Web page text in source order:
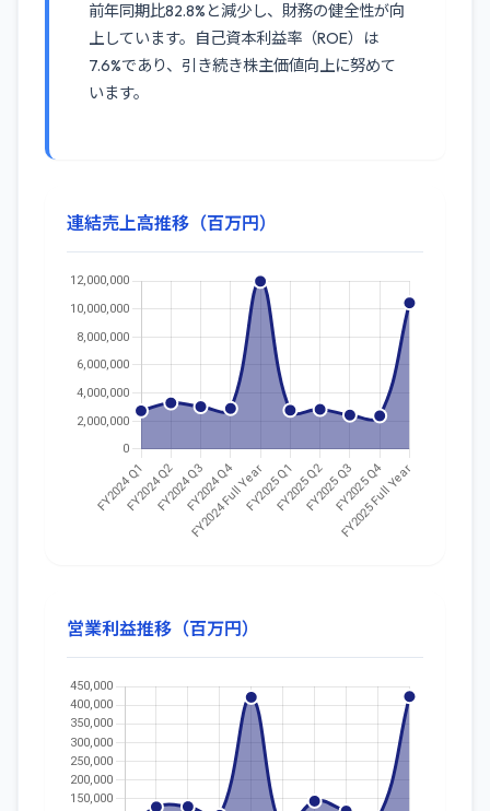
前年同期比82.8%と減少し、財務の健全性が向
上しています。自己資本利益率（ROE）は
7.6%であり、引き続き株主価値向上に努めて
います。
連結売上高推移（百万円）
営業利益推移（百万円）